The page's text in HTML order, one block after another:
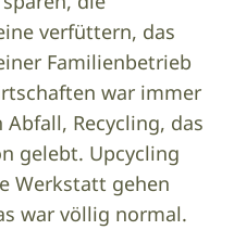
verfüttern, das
Familienbetrieb
war immer
Recycling, das
gelebt. Upcycling
Werkstatt gehen
war völlig normal.